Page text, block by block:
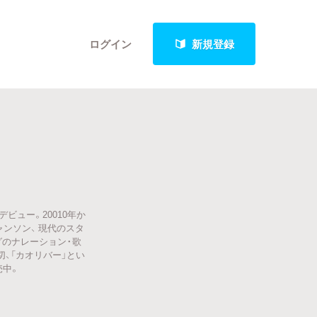
ログイン 新規登録
最新進捗報告から探す
ビュー。20010年か
ソン、 現代のスタ
ナレーション・歌
「カオリバー」とい
。